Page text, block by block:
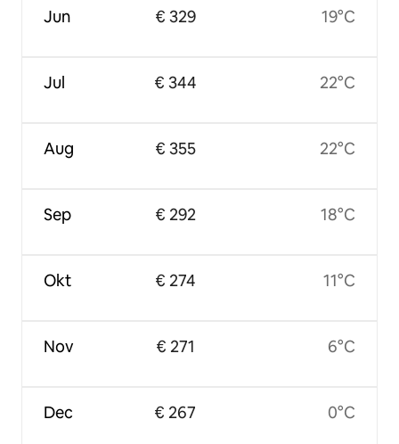
Jun
Jul
Aug
Sep
Okt
Nov
Dec
€ 329
€ 344
€ 355
€ 292
€ 274
€ 271
€ 267
19°C
22°C
22°C
18°C
11°C
6°C
0°C